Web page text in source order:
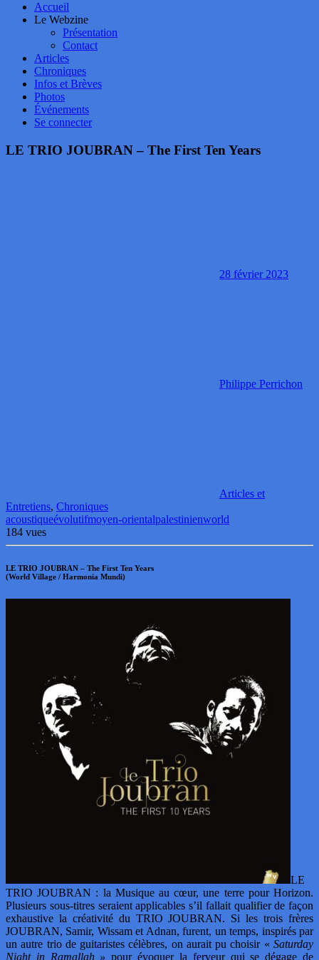
Accueil
Le Webzine
Présentation
Contact
Articles
Chroniques
Infos et Brèves
Photos
Événements
Se connecter
LE TRIO JOUBRAN – The First Ten Years
28 février 2023
Philippe Perrichon
Articles et
Entretiens, Chroniques
acoustiqueévolutifmoyen-orientalpalestinienworld
184 vues
LE TRIO JOUBRAN – The First Ten Years
(World Village / Harmonia Mundi)
LE
TRIO JOUBRAN : la Musique au cœur, une terre pour Horizon.
Plusieurs sous-titres seraient applicables s’il fallait qualifier de façon
exhaustive la créativité du TRIO JOUBRAN. Si les trois frères
JOUBRAN, Samir, Wissam et Adnan, furent, un temps, inspirés par
un autre trio de guitaristes célèbres, on aurait pu choisir « Saturday
Night in Ramallah » pour évoquer la ferveur qui se dégage de